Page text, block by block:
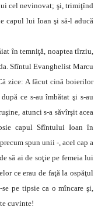
cel nevinovat; şi, trimiţînd
capul lui Ioan şi să-l aducă
în temniţă, noaptea tîrziu,
Sfîntul Evanghelist Marcu
zice: A făcut cină boierilor
ce s-au îmbătat şi s-au
atunci s-a săvîrşit acea
capul Sfîntului Ioan în
spun unii -, acel cap a
să ai de soţie pe femeia lui
ce erau de faţă la ospăţul
pe tipsie ca o mîncare şi,
cuvinte!